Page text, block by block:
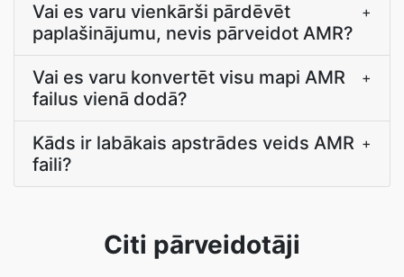
Vai es varu vienkārši pārdēvēt
paplašinājumu, nevis pārveidot AMR?
+
Vai es varu konvertēt visu mapi AMR
failus vienā dodā?
+
Kāds ir labākais apstrādes veids AMR
faili?
+
Citi pārveidotāji